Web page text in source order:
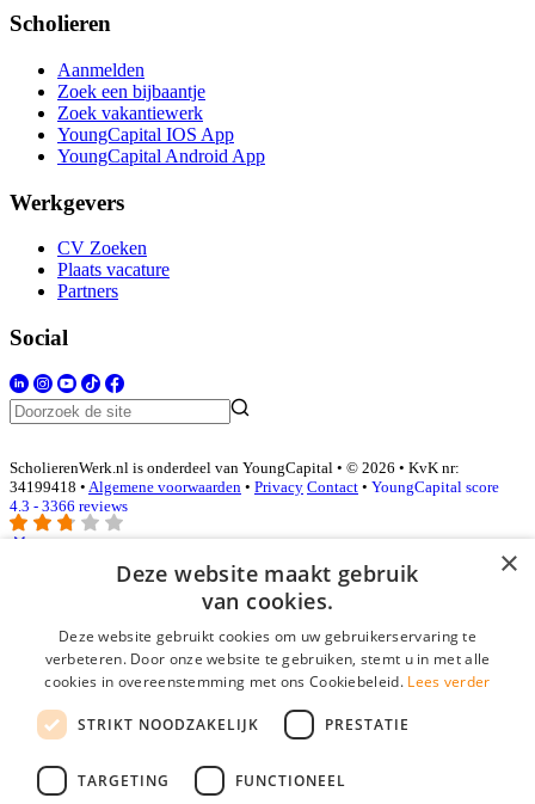
Scholieren
Aanmelden
Zoek een bijbaantje
Zoek vakantiewerk
YoungCapital IOS App
YoungCapital Android App
Werkgevers
CV Zoeken
Plaats vacature
Partners
Social
ScholierenWerk.nl is onderdeel van YoungCapital • © 2026 • KvK nr:
34199418 • Algemene voorwaarden • Privacy Contact • YoungCapital score
4.3 - 3366 reviews
E-mail*
Wachtwoord
login gegevens onthouden
login
×
Deze website maakt gebruik
van cookies.
Deze website gebruikt cookies om uw gebruikerservaring te
verbeteren. Door onze website te gebruiken, stemt u in met alle
cookies in overeenstemming met ons Cookiebeleid. Lees verder
STRIKT NOODZAKELIJK PRESTATIE
TARGETING FUNCTIONEEL